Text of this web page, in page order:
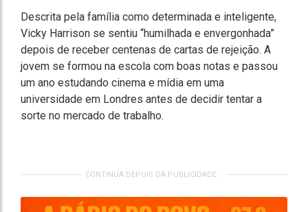
Descrita pela família como determinada e inteligente,
Vicky Harrison se sentiu “humilhada e envergonhada”
depois de receber centenas de cartas de rejeição. A
jovem se formou na escola com boas notas e passou
um ano estudando cinema e mídia em uma
universidade em Londres antes de decidir tentar a
sorte no mercado de trabalho.
CONTINUA DEPOIS DA PUBLICIDADE